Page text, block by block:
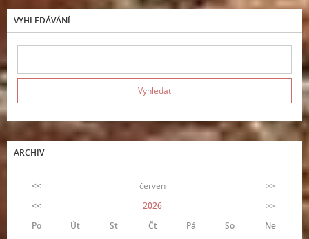
VYHLEDÁVÁNÍ
ARCHIV
<< červen
>>
<<
2026
>>
Po
Út St Čt Pá So
Ne